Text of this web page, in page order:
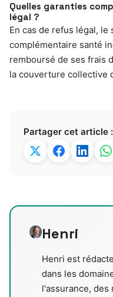
Quelles garanties
légal ?
En cas de refus légal,
complémentaire santé
remboursé de ses frais
la couverture collective
Partager cet article :
Henri
Henri est
dans les
l'assurance, des